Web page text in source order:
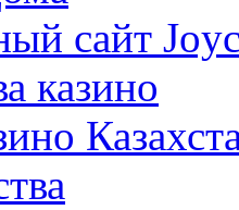
сайт
казино